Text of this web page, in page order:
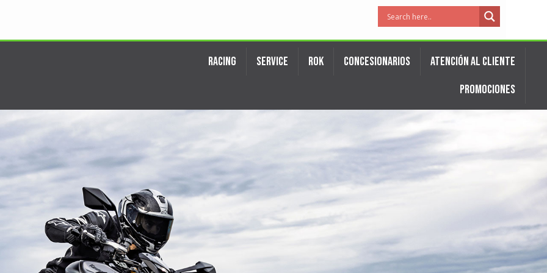
RACING SERVICE ROK CONCESIONARIOS
ATENCIÓN AL CLIENTE
PROMOCIONES